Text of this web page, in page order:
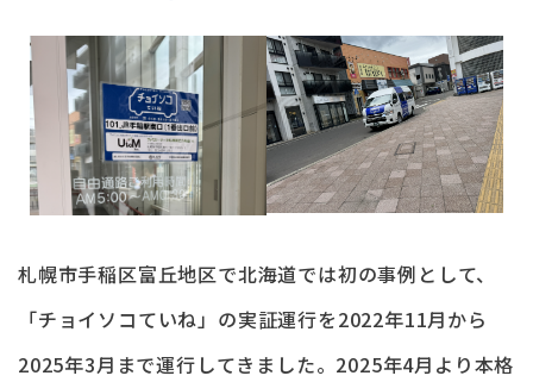
札幌市手稲区富丘地区で北海道では初の事例として、
「チョイソコていね」の実証運行を2022年11月から
2025年3月まで運行してきました。2025年4月より本格